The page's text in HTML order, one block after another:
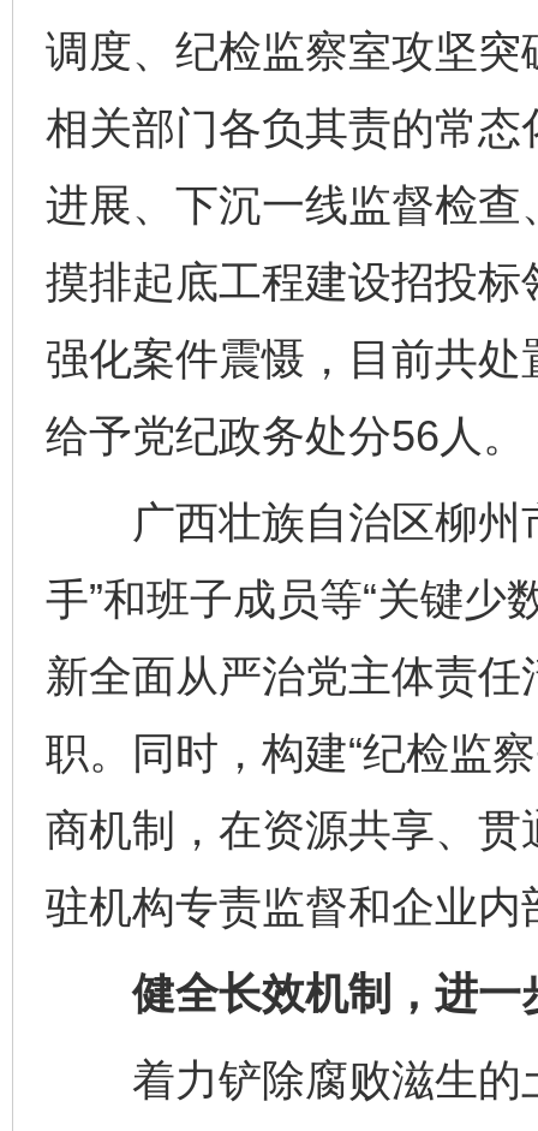
调度、纪检监察室攻坚
相关部门各负其责的常
进展、下沉一线监督检
摸排起底工程建设招投
强化案件震慑，目前共
给予党纪政务处分56人。
广西壮族自治区柳州
手”和班子成员等“关键少
新全面从严治党主体责
职。同时，构建“纪检监
商机制，在资源共享、
驻机构专责监督和企业
健全长效机制，进一
着力铲除腐败滋生的